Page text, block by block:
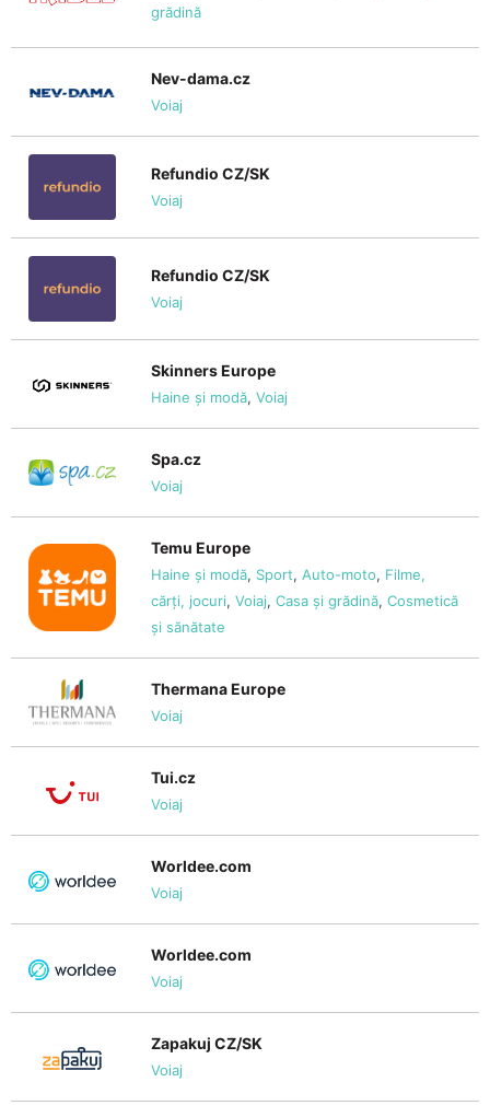
grădină
Nev-dama.cz
Voiaj
Refundio CZ/SK
Voiaj
Refundio CZ/SK
Voiaj
Skinners Europe
Haine și modă, Voiaj
Spa.cz
Voiaj
Temu Europe
Haine și modă, Sport, Auto-moto, Filme,
cărți, jocuri, Voiaj, Casa și grădină, Cosmetică
și sănătate
Thermana Europe
Voiaj
Tui.cz
Voiaj
Worldee.com
Voiaj
Worldee.com
Voiaj
Zapakuj CZ/SK
Voiaj